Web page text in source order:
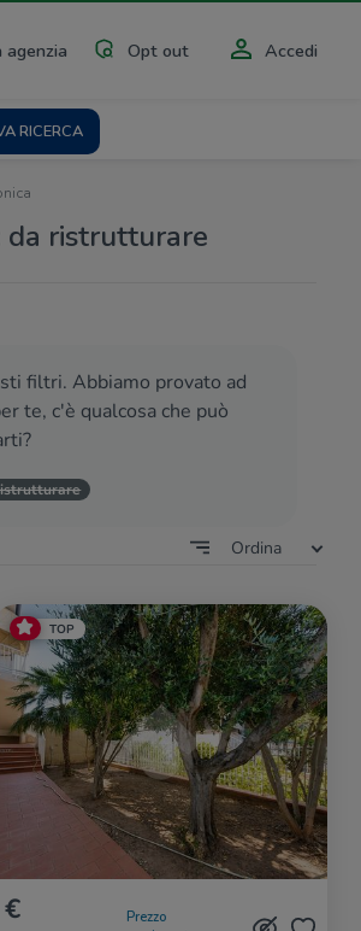
agenzia Opt out Accedi
RICERCA
da ristrutturare
filtri. Abbiamo provato ad
te, c'è qualcosa che può
Ordina
TOP
€
Prezzo